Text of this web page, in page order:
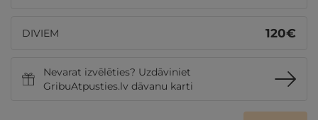
DIVIEM 120€
Nevarat izvēlēties? Uzdāviniet
GribuAtpusties.lv dāvanu karti